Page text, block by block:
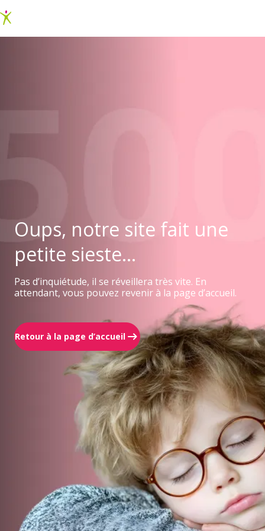
Oups, notre site fait une
petite sieste...
Pas d’inquiétude, il se réveillera très vite. En
attendant, vous pouvez revenir à la page d’accueil.
Retour à la page d’accueil